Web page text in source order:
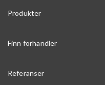
Produkter
Finn forhandler
Referanser